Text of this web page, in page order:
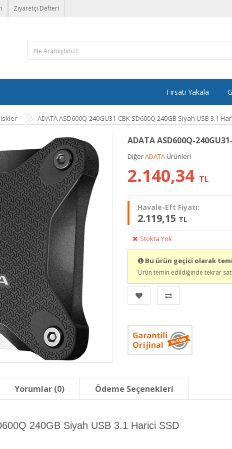
Ziyaretçi Defteri
Fırsatı Yakala
ADATA ASD600Q-240GU31-CBK SD600Q 240GB Siyah USB 3.1
ADATA ASD600Q-
DiğerADATAÜrünleri
2.140,34 TL
Havale-Eft Fiyatı:
2.119,15 TL
Stokta Yok
Bu ürün geçici olarak
Ürün temin edildiğinde tekrar
Yorumlar (0) Ödeme Seçenekleri
240GB Siyah USB 3.1 Harici SSD